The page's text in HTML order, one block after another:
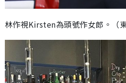
林作視Kirsten為頭號作女郎。（東